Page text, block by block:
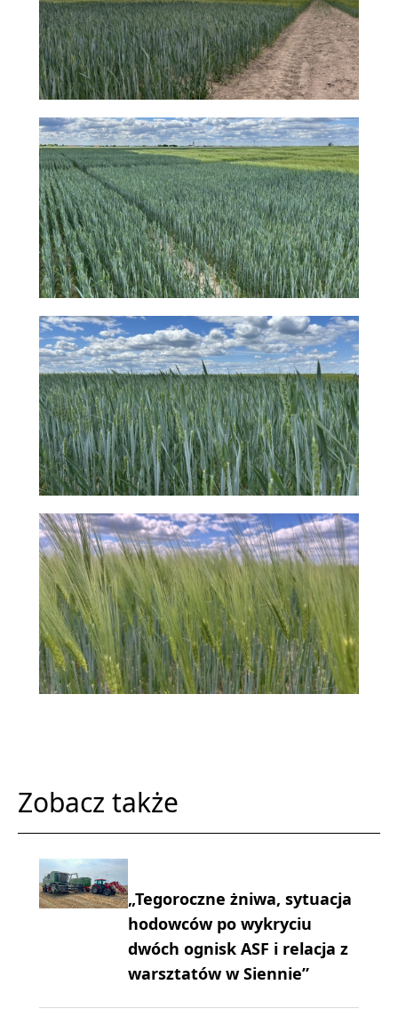
Zobacz także
„Tegoroczne żniwa, sytuacja
hodowców po wykryciu
dwóch ognisk ASF i relacja z
warsztatów w Siennie”